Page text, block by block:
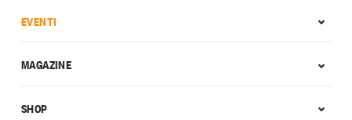
EVENTI
MAGAZINE
SHOP